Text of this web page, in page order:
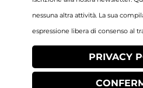
nessuna altra attività. La sua
espressione libera di consenso al
PRIVACY